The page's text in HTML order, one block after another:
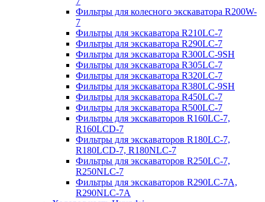
Фильтры для колесного экскаватора R200W-
7
Фильтры для экскаватора R210LC-7
Фильтры для экскаватора R290LC-7
Фильтры для экскаватора R300LC-9SH
Фильтры для экскаватора R305LC-7
Фильтры для экскаватора R320LC-7
Фильтры для экскаватора R380LC-9SH
Фильтры для экскаватора R450LC-7
Фильтры для экскаватора R500LC-7
Фильтры для экскаваторов R160LC-7,
R160LCD-7
Фильтры для экскаваторов R180LC-7,
R180LCD-7, R180NLC-7
Фильтры для экскаваторов R250LC-7,
R250NLC-7
Фильтры для экскаваторов R290LC-7A,
R290NLC-7A